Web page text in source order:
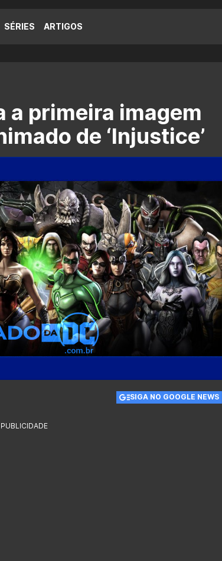
SÉRIES ARTIGOS
a primeira imagem
de ‘Injustice’
SIGA NO GOOGLE NEWS
PUBLICIDADE